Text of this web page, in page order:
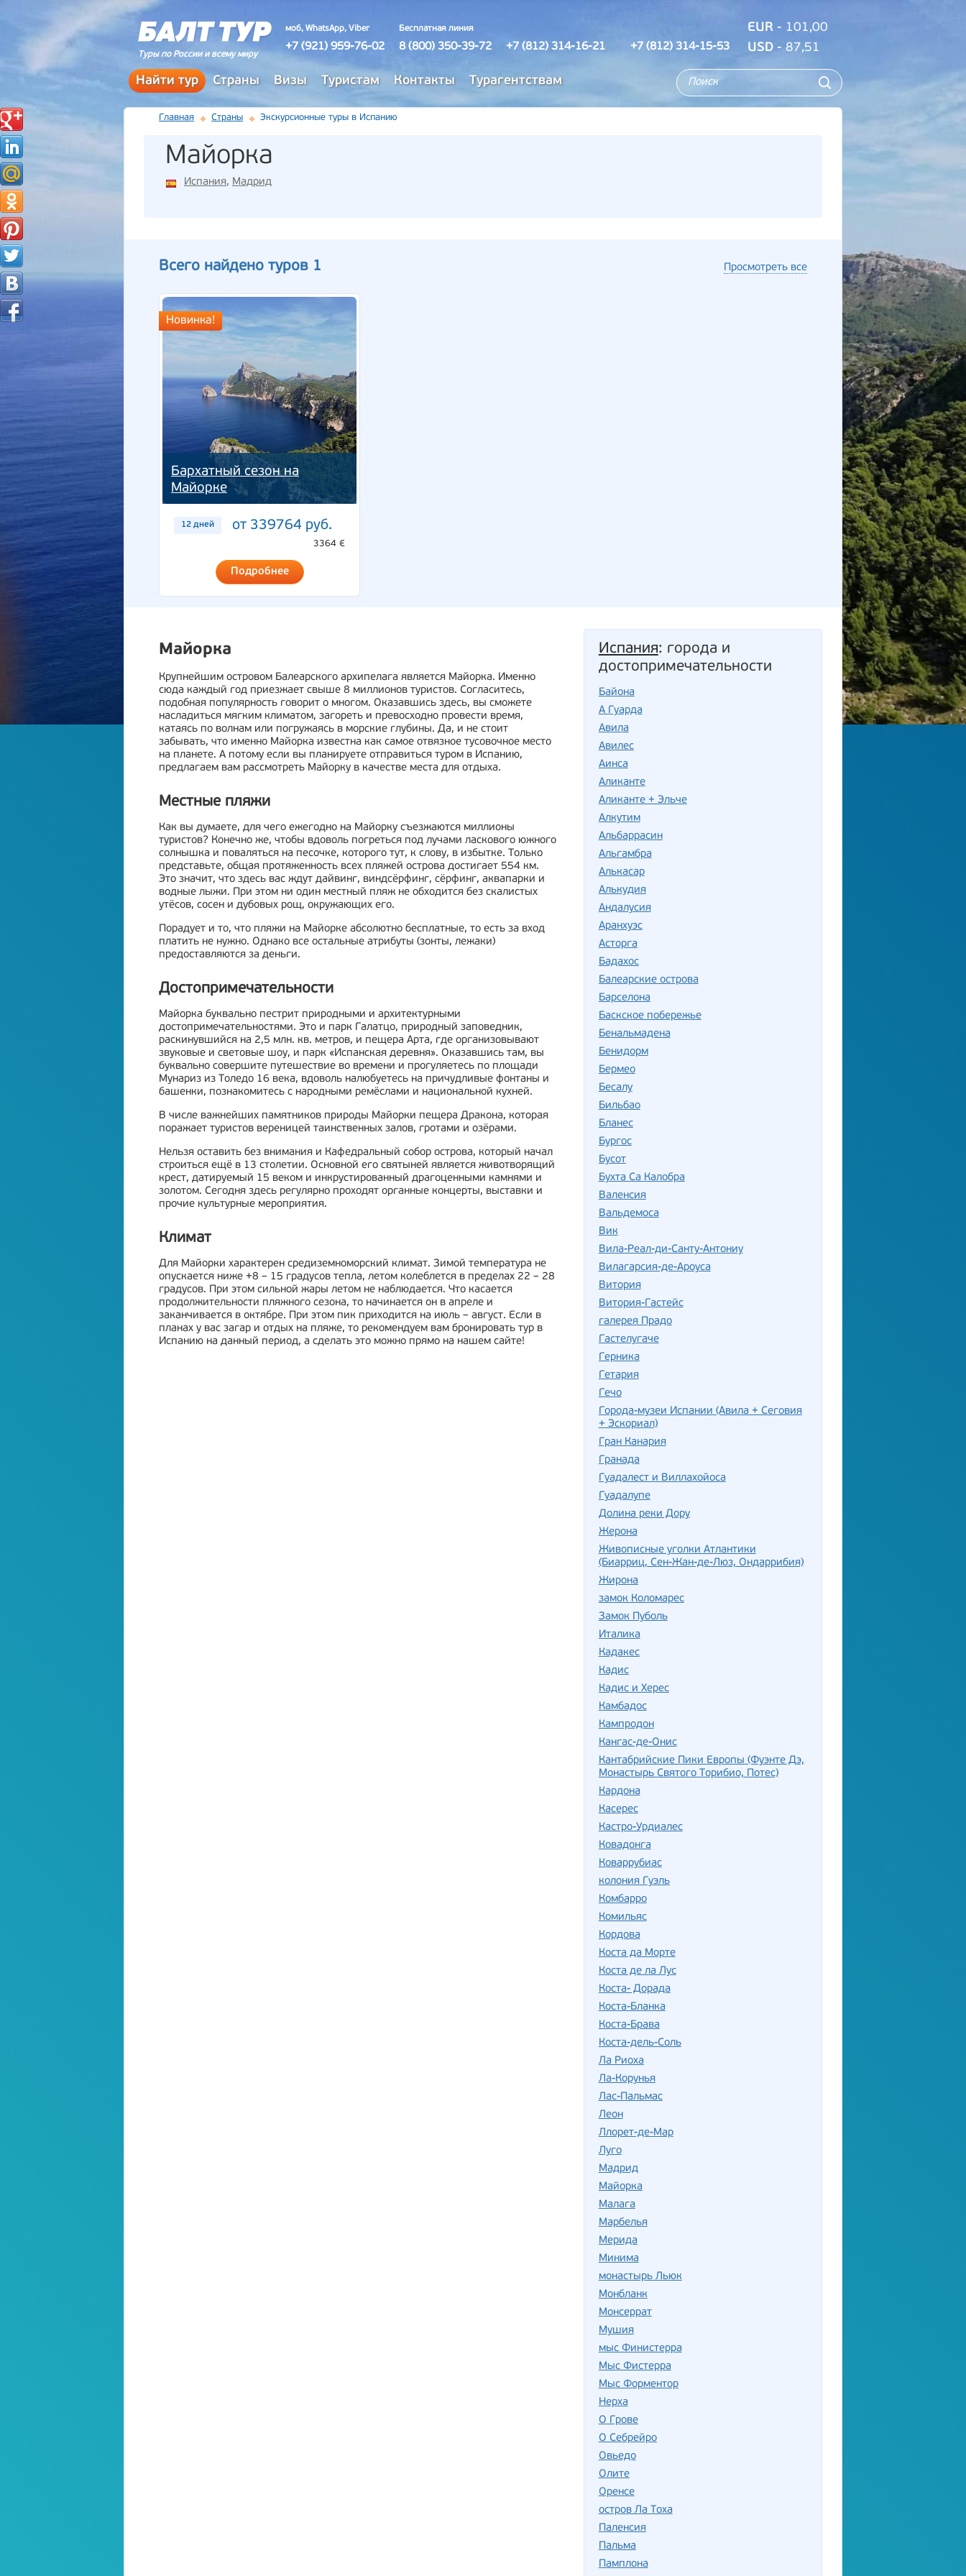
Туры по России и всему миру
моб, WhatsApp, Viber
+7 (921) 959-76-02
Бесплатная линия
8 (800) 350-39-72 +7 (812) 314-16-21 +7 (812) 314-15-53
EUR - 101,00
USD - 87,51
Найти тур Страны Визы Туристам Контакты Турагентствам
Главная Страны Экскурсионные туры в Испанию
Майорка
Испания, Мадрид
Всего найдено туров 1 Просмотреть все
Бархатный сезон на
Майорке
Новинка!
12 дней от 339764 руб.
3364 €
Подробнее
Майорка
Крупнейшим островом Балеарского архипелага является Майорка. Именно
сюда каждый год приезжает свыше 8 миллионов туристов. Согласитесь,
подобная популярность говорит о многом. Оказавшись здесь, вы сможете
насладиться мягким климатом, загореть и превосходно провести время,
катаясь по волнам или погружаясь в морские глубины. Да, и не стоит
забывать, что именно Майорка известна как самое отвязное тусовочное место
на планете. А потому если вы планируете отправиться туром в Испанию,
предлагаем вам рассмотреть Майорку в качестве места для отдыха.
Местные пляжи
Как вы думаете, для чего ежегодно на Майорку съезжаются миллионы
туристов? Конечно же, чтобы вдоволь погреться под лучами ласкового южного
солнышка и поваляться на песочке, которого тут, к слову, в избытке. Только
представьте, общая протяженность всех пляжей острова достигает 554 км.
Это значит, что здесь вас ждут дайвинг, виндсёрфинг, сёрфинг, аквапарки и
водные лыжи. При этом ни один местный пляж не обходится без скалистых
утёсов, сосен и дубовых рощ, окружающих его.
Порадует и то, что пляжи на Майорке абсолютно бесплатные, то есть за вход
платить не нужно. Однако все остальные атрибуты (зонты, лежаки)
предоставляются за деньги.
Достопримечательности
Майорка буквально пестрит природными и архитектурными
достопримечательностями. Это и парк Галатцо, природный заповедник,
раскинувшийся на 2,5 млн. кв. метров, и пещера Арта, где организовывают
звуковые и световые шоу, и парк «Испанская деревня». Оказавшись там, вы
буквально совершите путешествие во времени и прогуляетесь по площади
Мунариз из Толедо 16 века, вдоволь налюбуетесь на причудливые фонтаны и
башенки, познакомитесь с народными ремёслами и национальной кухней.
В числе важнейших памятников природы Майорки пещера Дракона, которая
поражает туристов вереницей таинственных залов, гротами и озёрами.
Нельзя оставить без внимания и Кафедральный собор острова, который начал
строиться ещё в 13 столетии. Основной его святыней является животворящий
крест, датируемый 15 веком и инкрустированный драгоценными камнями и
золотом. Сегодня здесь регулярно проходят органные концерты, выставки и
прочие культурные мероприятия.
Климат
Для Майорки характерен средиземноморский климат. Зимой температура не
опускается ниже +8 – 15 градусов тепла, летом колеблется в пределах 22 – 28
градусов. При этом сильной жары летом не наблюдается. Что касается
продолжительности пляжного сезона, то начинается он в апреле и
заканчивается в октябре. При этом пик приходится на июль – август. Если в
планах у вас загар и отдых на пляже, то рекомендуем вам бронировать тур в
Испанию на данный период, а сделать это можно прямо на нашем сайте!
Испания: города и
достопримечательности
Байона
А Гуарда
Авила
Авилес
Аинса
Аликанте
Аликанте + Эльче
Алкутим
Альбаррасин
Альгамбра
Алькасар
Алькудия
Андалусия
Аранхуэс
Асторга
Бадахос
Балеарские острова
Барселона
Баскское побережье
Бенальмадена
Бенидорм
Бермео
Бесалу
Бильбао
Бланес
Бургос
Бусот
Бухта Са Калобра
Валенсия
Вальдемоса
Вик
Вила-Реал-ди-Санту-Антониу
Вилагарсия-де-Ароуса
Витория
Витория-Гастейс
галерея Прадо
Гастелугаче
Герника
Гетария
Гечо
Города-музеи Испании (Авила + Сеговия
+ Эскориал)
Гран Канария
Гранада
Гуадалест и Виллахойоса
Гуадалупе
Долина реки Дору
Жерона
Живописные уголки Атлантики
(Биарриц, Сен-Жан-де-Люз, Ондаррибия)
Жирона
замок Коломарес
Замок Пуболь
Италика
Кадакес
Кадис
Кадис и Херес
Камбадос
Кампродон
Кангас-де-Онис
Кантабрийские Пики Европы (Фуэнте Дэ,
Монастырь Святого Торибио, Потес)
Кардона
Касерес
Кастро-Урдиалес
Ковадонга
Коваррубиас
колония Гуэль
Комбарро
Комильяс
Кордова
Коста да Морте
Коста де ла Лус
Коста- Дорада
Коста-Бланка
Коста-Брава
Коста-дель-Соль
Ла Риоха
Ла-Корунья
Лас-Пальмас
Леон
Ллорет-де-Мар
Луго
Мадрид
Майорка
Малага
Марбелья
Мерида
Минима
монастырь Льюк
Монбланк
Монсеррат
Мушия
мыс Финистерра
Мыс Фистерра
Мыс Форментор
Нерха
О Грове
О Себрейро
Овьедо
Олите
Оренсе
остров Ла Тоха
Паленсия
Пальма
Памплона